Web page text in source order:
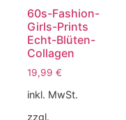
60s-Fashion-
Girls-Prints
Echt-Blüten-
Collagen
19,99 €
inkl. MwSt.
zzgl.